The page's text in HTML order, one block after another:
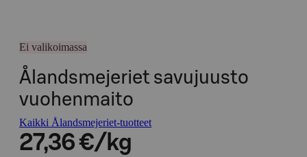
Ei valikoimassa
Ålandsmejeriet savujuusto
vuohenmaito
Kaikki Ålandsmejeriet-tuotteet
27,36 €/kg